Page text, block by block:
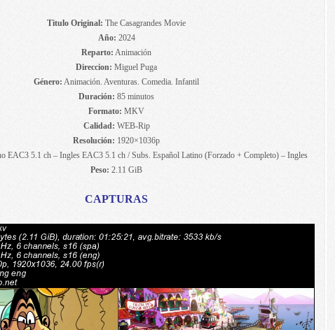
Titulo Original: The Casagrandes Movie
Año: 2024
Reparto: Animación
Direccion: Miguel Puga
Género: Animación. Aventuras. Comedia. Infantil
Duración: 85 minutos
Formato: MKV
Calidad: WEB-Rip
Resolución: 1920×1036p
EAC3 5.1 ch – Ingles EAC3 5.1 ch / Subs. Español Latino (Forzado + Completo) – Ingles
Peso: 2.11 GiB
CAPTURAS